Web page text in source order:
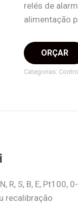
relés de
alimentação
ORÇAR
Categorias:
R, S, B, E,
recalibração